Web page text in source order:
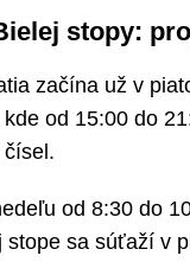
stopy:
začína už v
od 15:00 do
čísel.
od 8:30 do
sa súťaží v